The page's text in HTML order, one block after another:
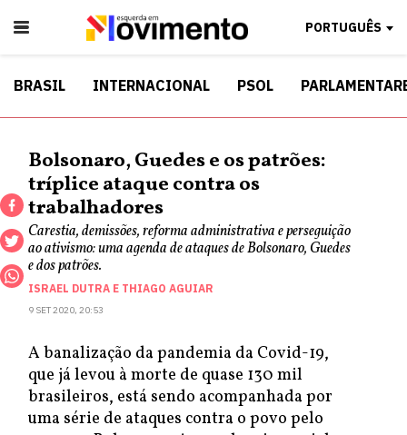
PORTUGUÊS
BRASIL INTERNACIONAL PSOL
Bolsonaro, Guedes e os patrões:
tríplice ataque contra os
trabalhadores
Carestia, demissões, reforma administrativa e perseguição
ao ativismo: uma agenda de ataques de Bolsonaro, Guedes
e dos patrões.
ISRAEL DUTRA E THIAGO AGUIAR
9 SET 2020, 20:53
A banalização da pandemia da Covid-19,
que já levou à morte de quase 130 mil
brasileiros, está sendo acompanhada por
uma série de ataques contra o povo pelo